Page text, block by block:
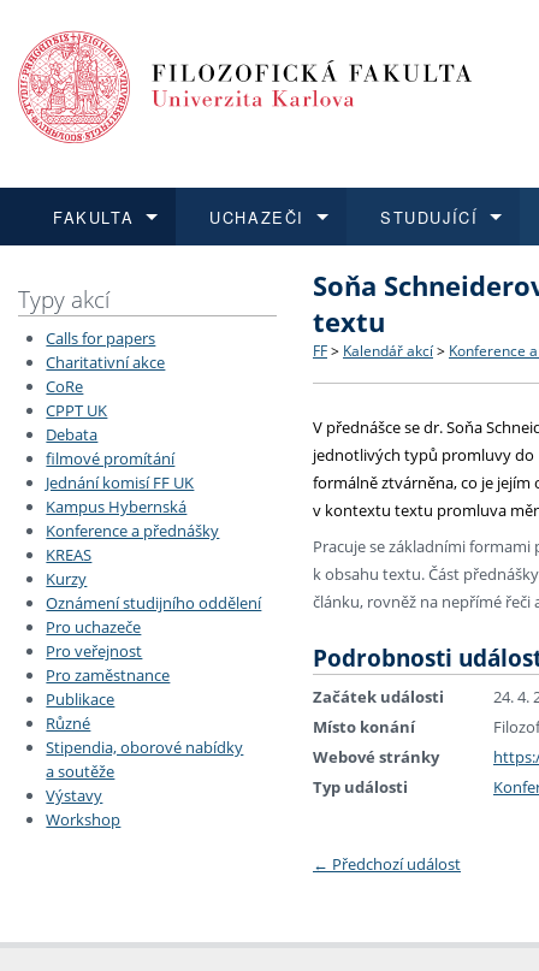
FAKULTA
Dozvědět se více
Struktura a historie
Strategie a další
Absolventi fakulty
UCHAZEČI
Podat přihlášku
Co studovat a jak se
Učitelské studijní
STUDUJÍCÍ
Dozvědět se více
Bakalářské a magisterské
Doktorské studium
Dozvědět se více
O vědě a výzkumu na FF
Akademické kvalifikace
Dozvědět se více
Aktuální nabídky a
Vyjíždějící studenti
Vyjíždějící zaměstnanci
Typy akcí
Calls for papers
Charitativní akce
CoRe
CPPT UK
Debata
filmové promítání
Jednání komisí FF UK
Kampus Hybernská
Konference a přednášky
KREAS
Kurzy
Oznámení studijního oddělení
Pro uchazeče
Pro veřejnost
Pro zaměstnance
Publikace
Různé
Stipendia, oborové nabídky
a soutěže
Výstavy
Workshop
Soňa
textu
FF > Kalendář akcí > Konference
V přednášce se dr. Soňa
jednotlivých typů promluvy do
formálně ztvárněna, co je
v kontextu textu promluva
Pracuje se základními
k obsahu textu. Část
článku, rovněž na nepřímé řeči
Podrobnosti
Začátek události
24. 4.
Místo konání
Webové stránky
Typ události
← Předchozí událost